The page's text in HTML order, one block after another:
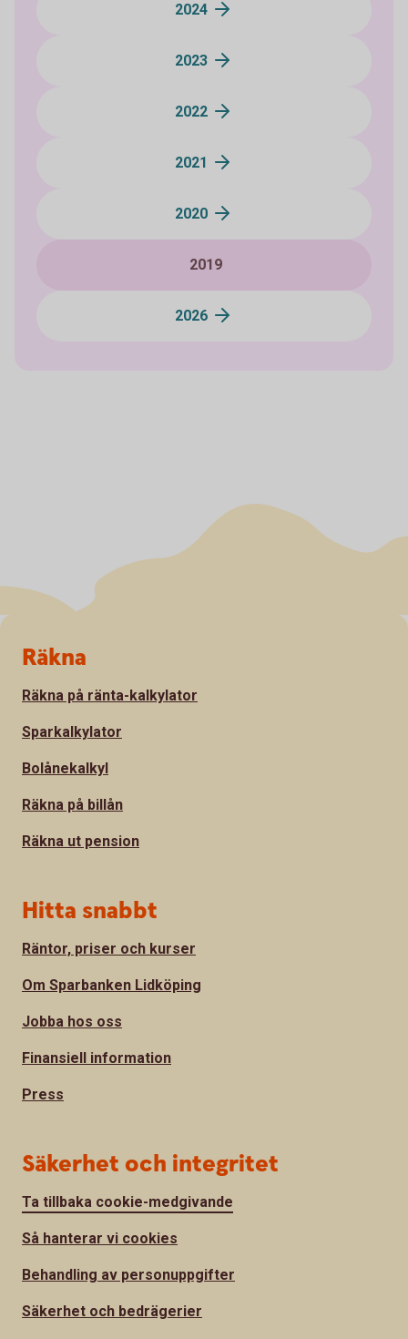
2024
2023
2022
2021
2020
2019
2026
Sidfot
Räkna
Räkna på ränta-kalkylator
Sparkalkylator
Bolånekalkyl
Räkna på billån
Räkna ut pension
Hitta snabbt
Räntor, priser och kurser
Om Sparbanken Lidköping
Jobba hos oss
Finansiell information
Press
Säkerhet och integritet
Ta tillbaka cookie-medgivande
Så hanterar vi cookies
Behandling av personuppgifter
Säkerhet och bedrägerier